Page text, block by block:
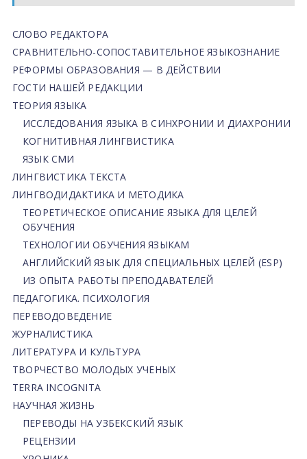
СЛОВО РЕДАКТОРА
СРАВНИТЕЛЬНО-СОПОСТАВИТЕЛЬНОЕ ЯЗЫКОЗНАНИЕ
РЕФОРМЫ ОБРАЗОВАНИЯ — В ДЕЙСТВИИ
ГОСТИ НАШЕЙ РЕДАКЦИИ
ТЕОРИЯ ЯЗЫКА
ИССЛЕДОВАНИЯ ЯЗЫКА В СИНХРОНИИ И ДИАХРОНИИ
КОГНИТИВНАЯ ЛИНГВИСТИКА
ЯЗЫК СМИ
ЛИНГВИСТИКА ТЕКСТА
ЛИНГВОДИДАКТИКА И МЕТОДИКА
ТЕОРЕТИЧЕСКОЕ ОПИСАНИЕ ЯЗЫКА ДЛЯ ЦЕЛЕЙ
ОБУЧЕНИЯ
ТЕХНОЛОГИИ ОБУЧЕНИЯ ЯЗЫКАМ
АНГЛИЙСКИЙ ЯЗЫК ДЛЯ СПЕЦИАЛЬНЫХ ЦЕЛЕЙ (ESP)
ИЗ ОПЫТА РАБОТЫ ПРЕПОДАВАТЕЛЕЙ
ПЕДАГОГИКА. ПСИХОЛОГИЯ
ПЕРЕВОДОВЕДЕНИЕ
ЖУРНАЛИСТИКА
ЛИТЕРАТУРА И КУЛЬТУРА
ТВОРЧЕСТВО МОЛОДЫХ УЧЕНЫХ
TERRA INCOGNITA
НАУЧНАЯ ЖИЗНЬ
ПЕРЕВОДЫ НА УЗБЕКСКИЙ ЯЗЫК
РЕЦЕНЗИИ